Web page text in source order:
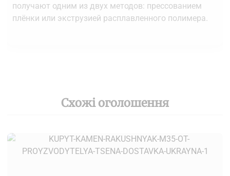
получают одним из двух методов: прессованием
плёнки или экструзией расплавленного полимера.
Схожі оголошення